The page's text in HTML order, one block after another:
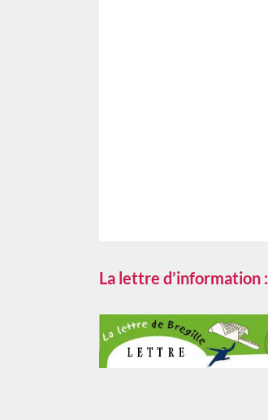
La lettre d’information :